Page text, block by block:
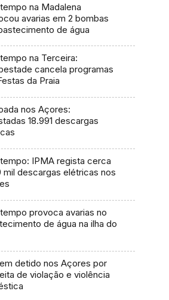
na Madalena
avarias em 2 bombas
de água
na Terceira:
cancela programas
da Praia
nos Açores:
18.991 descargas
IPMA regista cerca
mil descargas elétricas nos
provoca avarias no
de água na ilha do
detido nos Açores por
de violação e violência